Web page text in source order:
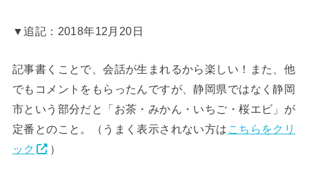
▼追記：2018年12月20日
記事書くことで、会話が生まれるから楽しい！また、他
でもコメントをもらったんですが、静岡県ではなく静岡
市という部分だと「お茶・みかん・いちご・桜エビ」が
定番とのこと。（うまく表示されない方は こちらをクリ
ック
）